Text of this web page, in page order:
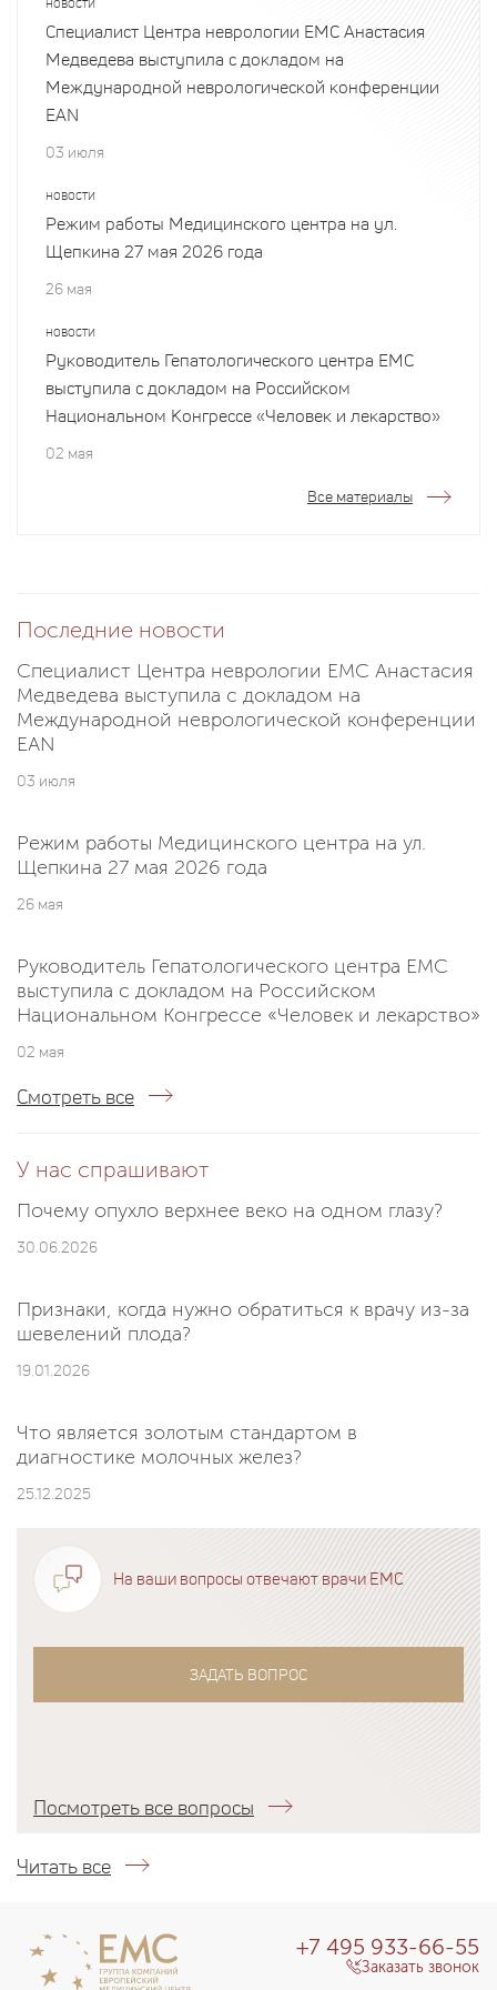
Специалист Центра неврологии EMC Анастасия
Медведева выступила с докладом на
Международной неврологической конференции
EAN
03 июля
НОВОСТИ
Режим работы Медицинского центра на ул.
Щепкина 27 мая 2026 года
26 мая
НОВОСТИ
Руководитель Гепатологического центра EMC
выступила с докладом на Российском
Национальном Конгрессе «Человек и лекарство»
02 мая
Все материалы
Последние новости
Специалист Центра неврологии EMC Анастасия
Медведева выступила с докладом на
Международной неврологической конференции
EAN
03 июля
Режим работы Медицинского центра на ул.
Щепкина 27 мая 2026 года
26 мая
Руководитель Гепатологического центра EMC
выступила с докладом на Российском
Национальном Конгрессе «Человек и лекарство»
02 мая
Смотреть все
У нас спрашивают
Почему опухло верхнее веко на одном глазу?
30.06.2026
Признаки, когда нужно обратиться к врачу из-за
шевелений плода?
19.01.2026
Что является золотым стандартом в
диагностике молочных желез?
25.12.2025
На ваши вопросы отвечают врачи EMC
ЗАДАТЬ ВОПРОС
Посмотреть все вопросы
Читать все
+7 495 933-66-55
Заказать звонок